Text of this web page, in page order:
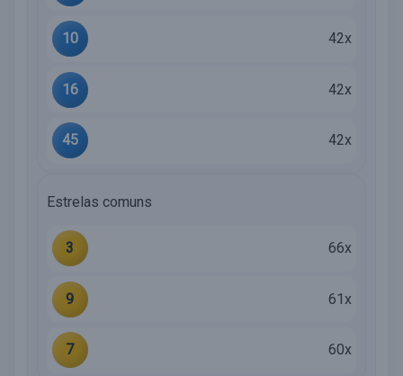
10 42x
16 42x
45 42x
Estrelas comuns
3 66x
9 61x
7 60x